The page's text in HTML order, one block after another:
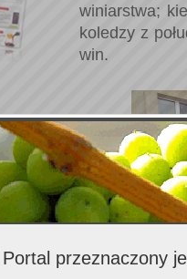
winiarstwa;
koledzy z
win.
Portal przeznaczony